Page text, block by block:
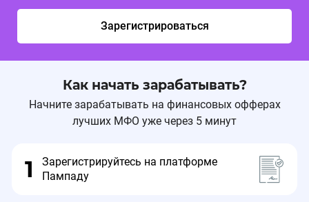
Зарегистрироваться
Как начать зарабатывать?
Начните зарабатывать на финансовых офферах
лучших МФО уже через 5 минут
1
Зарегистрируйтесь на платформе
Пампаду